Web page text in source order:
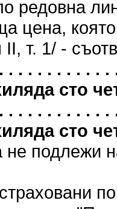
редовна
цена,
т. 1/ -
. . . . . . . . . .
сто
. . . . . . . . . .
сто
не подлежи